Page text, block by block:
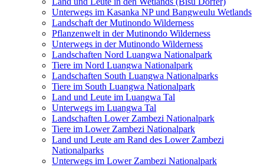
Nationalparks
Unterwegs im Lower Zambezi Nationalpark
Unterwegs durchs Land
Land und Leute
Menschen unterwegs mit dem Fahrrad
Landschaften ausserhalb der Nationalparks
Tierbeobachtungen ausserhalb der Nationalparks
Die Reise in Schwarzweiss
Die persönlichen Fotos der Reise
Reiseroute
Hintergrundinformationen
Zur Reise
Zu Fotos
Newsblog
Kontakt